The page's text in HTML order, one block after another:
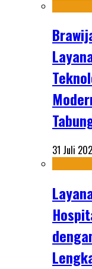
31 Juli